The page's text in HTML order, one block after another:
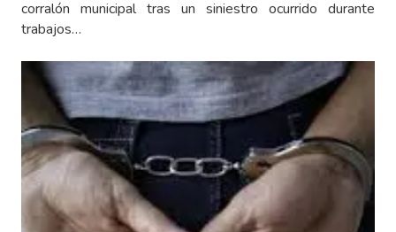
corralón municipal tras un siniestro ocurrido durante
trabajos…